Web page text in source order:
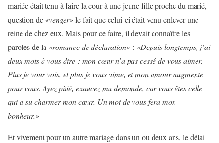
mariée était tenu à faire la cour à une jeune fille proche du marié,
question de «venger»le fait que celui-ci était venu enlever une
reine de chez eux. Mais pour ce faire, il devait connaître les
paroles de la «romance de déclaration» : «Depuis longtemps, j’ai
deux mots à vous dire : mon cœur n’a pas cessé de vous aimer.
Plus je vous vois, et plus je vous aime, et mon amour augmente
pour vous. Ayez pitié, exaucez ma demande, car vous êtes celle
qui a su charmer mon cœur. Un mot de vous fera mon
bonheur.»
Et vivement pour un autre mariage dans un ou deux ans, le délai